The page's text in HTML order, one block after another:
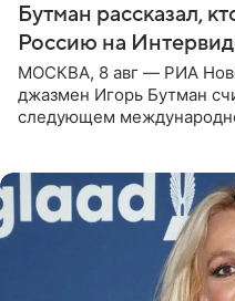
Бутман рассказал,
Россию на
МОСКВА, 8 авг — РИА
джазмен Игорь Бутман
следующем